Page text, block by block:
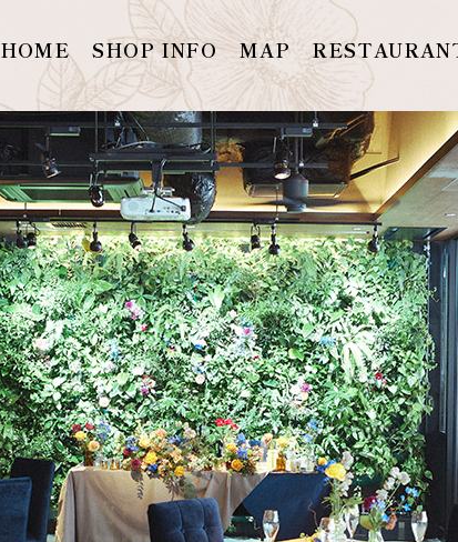
HOME SHOP INFO MAP